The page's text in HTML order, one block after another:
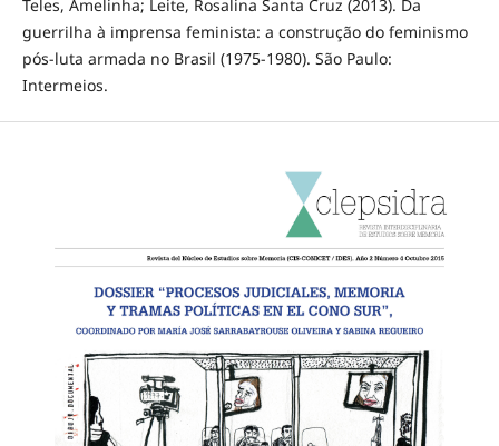
Teles, Amelinha; Leite, Rosalina Santa Cruz (2013). Da
guerrilha à imprensa feminista: a construção do feminismo
pós-luta armada no Brasil (1975-1980). São Paulo:
Intermeios.